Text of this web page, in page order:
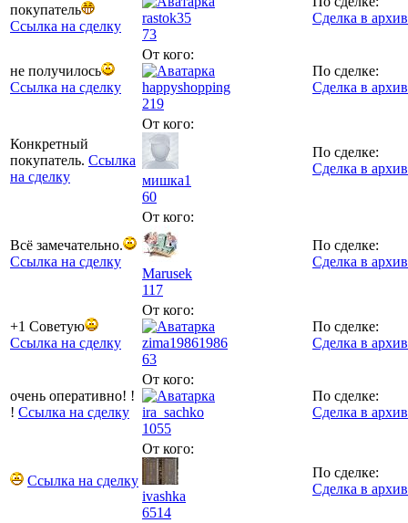
покупатель
Ссылка на сделку
rastok35
73
Сделка в
не получилось
Ссылка на сделку
От кого:
happyshopping
219
По сделке:
Сделка в
Конкретный
покупатель. Ссылка
на сделку
От кого:
мишка1
60
По сделке:
Сделка в
Всё замечательно.
Ссылка на сделку
От кого:
Marusek
117
По сделке:
Сделка в
+1 Советую
Ссылка на сделку
От кого:
zima19861986
63
По сделке:
Сделка в
очень оперативно! !
! Ссылка на сделку
От кого:
ira_sachko
1055
По сделке:
Сделка в
Ссылка на сделку
От кого:
ivashka
6514
По сделке:
Сделка в